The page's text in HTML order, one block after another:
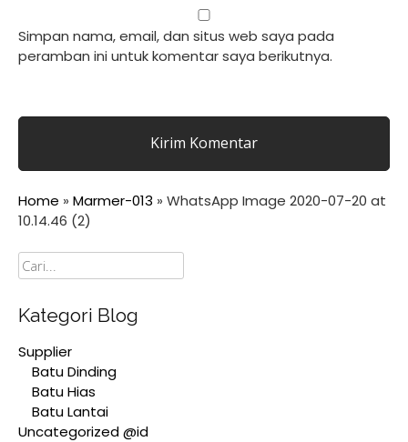
Simpan nama, email, dan situs web saya pada
peramban ini untuk komentar saya berikutnya.
Home » Marmer-013 » WhatsApp Image 2020-07-20 at
10.14.46 (2)
Cari
Kategori Blog
Supplier
Batu Dinding
Batu Hias
Batu Lantai
Uncategorized @id